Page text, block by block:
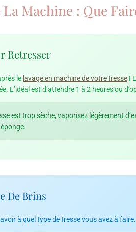
Machine : Que
Retresser
le lavage en machine de votre tresse !
L’idéal est d’attendre 1 à 2 heures ou
est trop sèche, vaporisez légèrement
De Brins
à quel type de tresse vous avez à faire.